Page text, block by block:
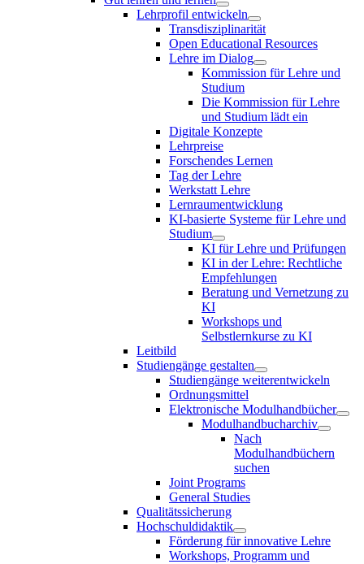
Lehrprofil entwickeln
Transdisziplinarität
Open Educational Resources
Lehre im Dialog
Kommission für Lehre und
Studium
Die Kommission für Lehre
und Studium lädt ein
Digitale Konzepte
Lehrpreise
Forschendes Lernen
Tag der Lehre
Werkstatt Lehre
Lernraumentwicklung
KI-basierte Systeme für Lehre und
Studium
KI für Lehre und Prüfungen
KI in der Lehre: Rechtliche
Empfehlungen
Beratung und Vernetzung zu
KI
Workshops und
Selbstlernkurse zu KI
Leitbild
Studiengänge gestalten
Studiengänge weiterentwickeln
Ordnungsmittel
Elektronische Modulhandbücher
Modulhandbucharchiv
Nach
Modulhandbüchern
suchen
Joint Programs
General Studies
Qualitätssicherung
Hochschuldidaktik
Förderung für innovative Lehre
Workshops, Programm und